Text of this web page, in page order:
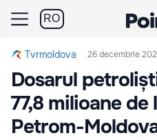
RO
Tvrmoldova 26 decembrie
Dosarul
77,8 milioane
Petrom-